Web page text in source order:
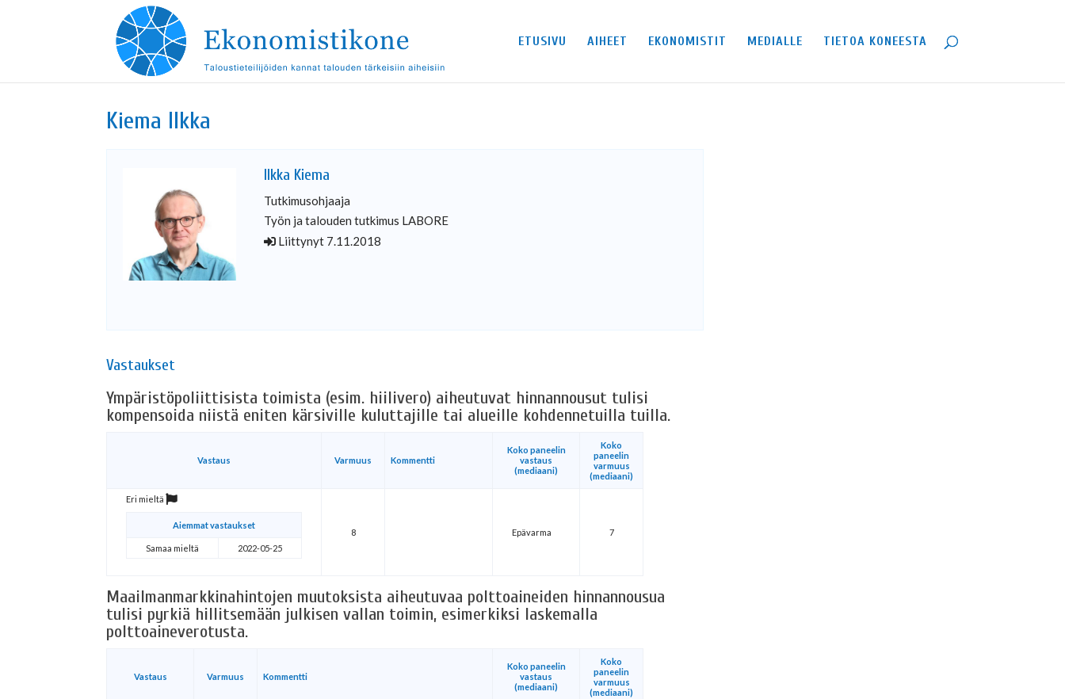
ETUSIVU AIHEET EKONOMISTIT MEDIALLE TIETOA KONEESTA
Kiema Ilkka
Ilkka Kiema
Tutkimusohjaaja
Työn ja talouden tutkimus LABORE
Liittynyt 7.11.2018
Vastaukset
Ympäristöpoliittisista toimista (esim. hiilivero) aiheutuvat hinnannousut tulisi
kompensoida niistä eniten kärsiville kuluttajille tai alueille kohdennetuilla tuilla.
Vastaus Varmuus Kommentti
Koko paneelin
vastaus
(mediaani)
Koko
paneelin
varmuus
(mediaani)
Eri mieltä
Aiemmat vastaukset
Samaa mieltä 2022-05-25
8 Epävarma 7
Maailmanmarkkinahintojen muutoksista aiheutuvaa polttoaineiden hinnannousua
tulisi pyrkiä hillitsemään julkisen vallan toimin, esimerkiksi laskemalla
polttoaineverotusta.
Vastaus Varmuus Kommentti
Koko paneelin
vastaus
(mediaani)
Koko
paneelin
varmuus
(mediaani)